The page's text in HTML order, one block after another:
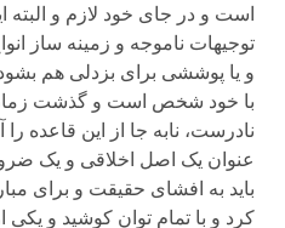
است و در جای خود لازم و
توجیهات ناموجه و زمینه ساز
و یا پوششی برای بزدلی هم
با خود شخص است و گذشت زمان
نادرست، نا‌به جا از این قاعده
عنوان یک اصل اخلاقی و یک
باید به افشای حقیقت و برای
کرد و با تمام توان کوشید و